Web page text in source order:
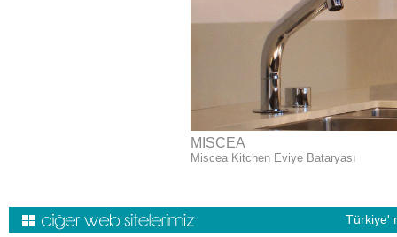
MISCEA
Miscea Kitchen Eviye Bataryası
Türkiye'